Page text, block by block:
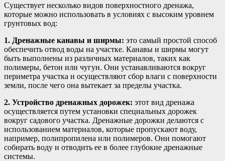
Существует несколько видов поверхностного дренажа,
которые можно использовать в условиях с высоким уровнем
грунтовых вод:
1. Дренажные канавы и ширмы: это самый простой способ
обеспечить отвод воды на участке. Канавы и ширмы могут
быть выполнены из различных материалов, таких как
полимеры, бетон или чугун. Они устанавливаются вокруг
периметра участка и осуществляют сбор влаги с поверхности
земли, после чего она вытекает за пределы участка.
2. Устройство дренажных дорожек: этот вид дренажа
осуществляется путем установки специальных дорожек
вокруг садового участка. Дренажные дорожки делаются с
использованием материалов, которые пропускают воду,
например, полипропилена или полимеров. Они помогают
собирать воду и отводить ее в более глубокие дренажные
системы.